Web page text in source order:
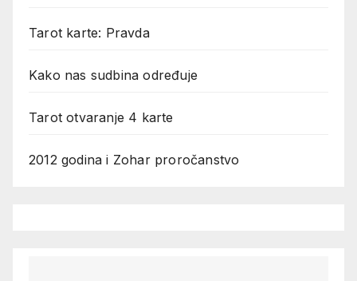
Tarot karte: Pravda
Kako nas sudbina određuje
Tarot otvaranje 4 karte
2012 godina i Zohar proročanstvo